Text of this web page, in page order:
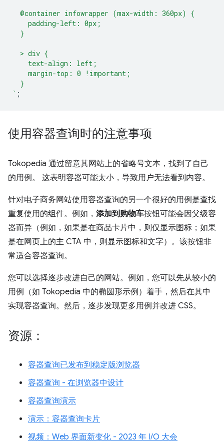
  @container infowrapper (max-width: 360px) {
    padding-left: 0px;
  }
  > div {
    text-align: left;
    margin-top: 0 !important;
  }
` ;
使用容器查询时的注意事项
Tokopedia 通过留意其网站上的省略号文本，找到了自己
的用例。 这表明容器可能太小，导致用户无法看到内容。
针对电子商务网站使用容器查询的另一个很好的用例是查找
重复使用的组件。例如， 添加到购物车按钮可能会因父级容
器而异（例如，如果是在商品卡片中，则仅显示图标；如果
是在网页上的主 CTA 中，则显示图标和文字）。该按钮非
常适合容器查询。
您可以选择逐步改进自己的网站。例如，您可以先从较小的
用例（如 Tokopedia 中的椭圆形示例）着手，然后在其中
实现容器查询。然后，逐步发现更多用例并改进 CSS。
资源：
容器查询已发布到稳定版浏览器
容器查询 - 在浏览器中设计
容器查询演示
演示：容器查询卡片
视频：Web 界面新变化 - 2023 年 I/O 大会